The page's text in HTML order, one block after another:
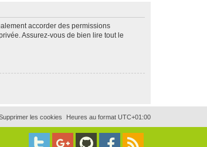
accorder des permissions
Assurez-vous de bien lire tout le
Heures au format UTC+01:00
les cookies